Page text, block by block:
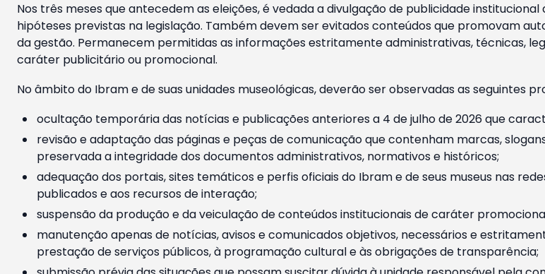
Nos três meses que antecedem as eleições, é vedada a divulgação de publicidade
hipóteses previstas na legislação. Também devem ser evitados conteúdos que promovam
da gestão. Permanecem permitidas as informações estritamente administrativas, técnicas,
caráter publicitário ou promocional.
No âmbito do Ibram e de suas unidades museológicas, deverão ser observadas as seguintes
ocultação temporária das notícias e publicações anteriores a 4 de julho de 2026 que
revisão e adaptação das páginas e peças de comunicação que contenham marcas,
preservada a integridade dos documentos administrativos, normativos e históricos;
adequação dos portais, sites temáticos e perfis oficiais do Ibram e de seus museus nas
publicados e aos recursos de interação;
suspensão da produção e da veiculação de conteúdos institucionais de caráter
manutenção apenas de notícias, avisos e comunicados objetivos, necessários e
prestação de serviços públicos, à programação cultural e às obrigações de transparência;